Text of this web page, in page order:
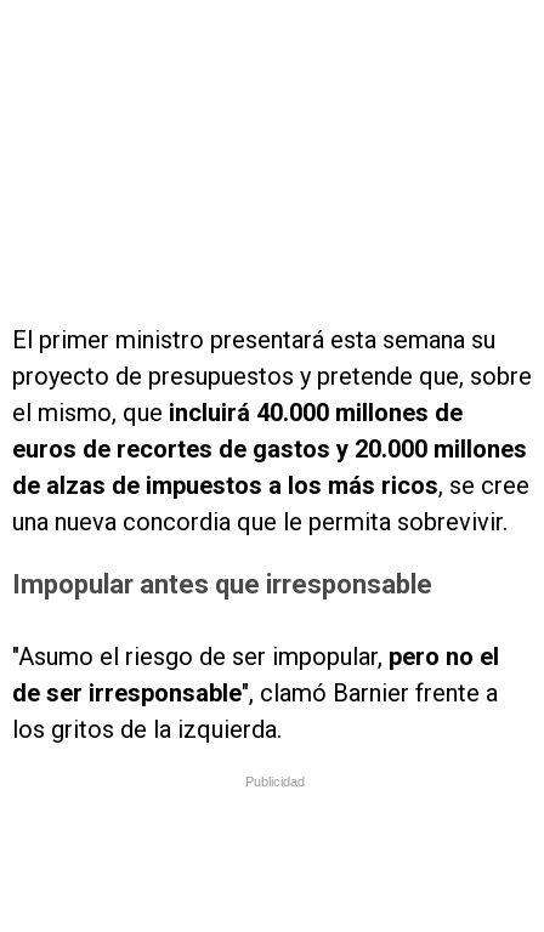
El primer ministro presentará esta semana su
proyecto de presupuestos y pretende que, sobre
el mismo, que incluirá 40.000 millones de
euros de recortes de gastos y 20.000 millones
de alzas de impuestos a los más ricos, se cree
una nueva concordia que le permita sobrevivir.
Impopular antes que irresponsable
"Asumo el riesgo de ser impopular, pero no el
de ser irresponsable", clamó Barnier frente a
los gritos de la izquierda.
Publicidad